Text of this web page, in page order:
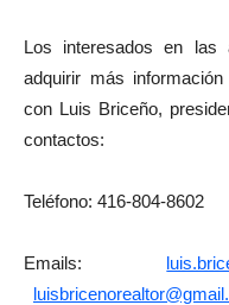
Los interesados en las
adquirir más
con Luis Briceño,
contactos:
Teléfono: 416-804-8602
Emails: